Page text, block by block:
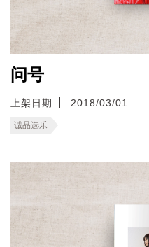
问号
上架日期 2018/03/01
诚品选乐